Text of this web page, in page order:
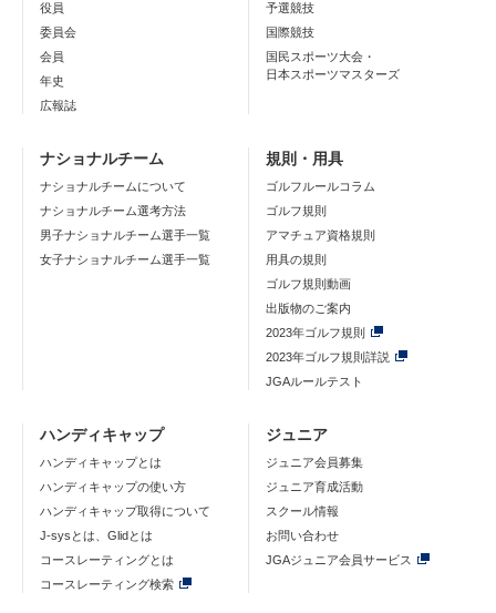
役員
委員会
会員
年史
広報誌
予選競技
国際競技
国民スポーツ大会・
日本スポーツマスターズ
ナショナルチーム
ナショナルチームについて
ナショナルチーム選考方法
男子ナショナルチーム選手一覧
女子ナショナルチーム選手一覧
規則・用具
ゴルフルールコラム
ゴルフ規則
アマチュア資格規則
用具の規則
ゴルフ規則動画
出版物のご案内
2023年ゴルフ規則
2023年ゴルフ規則詳説
JGAルールテスト
ハンディキャップ
ハンディキャップとは
ハンディキャップの使い方
ハンディキャップ取得について
J-sysとは、Glidとは
コースレーティングとは
コースレーティング検索
ジュニア
ジュニア会員募集
ジュニア育成活動
スクール情報
お問い合わせ
JGAジュニア会員サービス